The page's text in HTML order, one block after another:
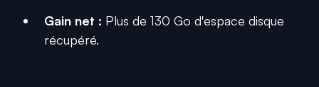
Gain net : Plus de 130 Go d'espace disque
récupéré.